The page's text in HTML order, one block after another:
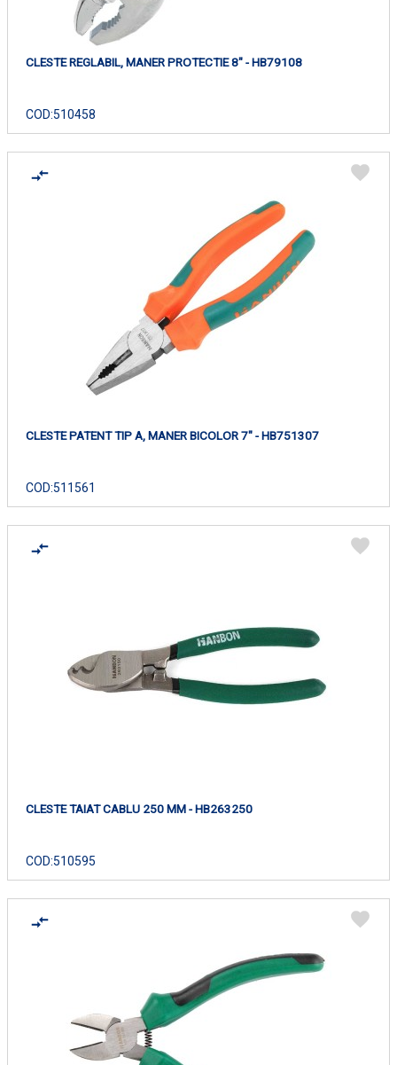
CLESTE REGLABIL, MANER PROTECTIE 8" - HB79108
COD:510458
CLESTE PATENT TIP A, MANER BICOLOR 7" - HB751307
COD:511561
CLESTE TAIAT CABLU 250 MM - HB263250
COD:510595